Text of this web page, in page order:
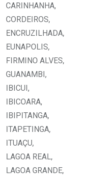
CARINHANHA,
CORDEIROS,
ENCRUZILHADA,
EUNAPOLIS,
FIRMINO ALVES,
GUANAMBI,
IBICUI,
IBICOARA,
IBIPITANGA,
ITAPETINGA,
ITUAÇU,
LAGOA REAL,
LAGOA GRANDE,